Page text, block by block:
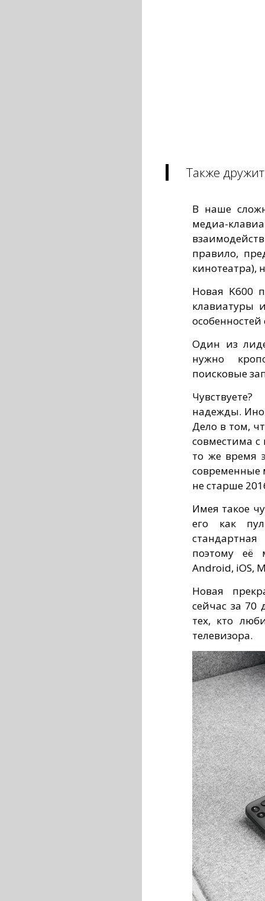
Также
В наше
медиа-
правило,
кинотеатра),
Новая K600
клавиатуры
Один из
нужно
поисковые
надежды.
Дело в том,
совместима
то же время
современные
не старше
Имея такое
его как
поэтому её
Android, iOS,
Новая
сейчас за 70
тех, кто
телевизора.